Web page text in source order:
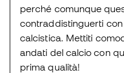
perché comunque
contraddistinguerti
calcistica. Mettiti
andati del calcio con
prima qualità!